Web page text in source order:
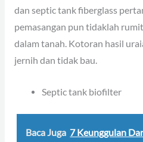
dan septic tank fiberglass
pemasangan pun tidaklah
dalam tanah. Kotoran hasil
jernih dan tidak bau.
Septic tank biofilter
Baca Juga 7 Keunggulan